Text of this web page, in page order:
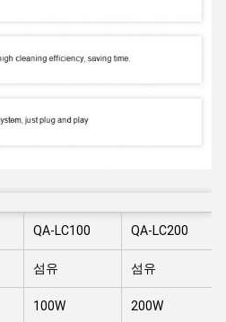
QA-LC100 QA-LC200
섬유 섬유
100W 200W